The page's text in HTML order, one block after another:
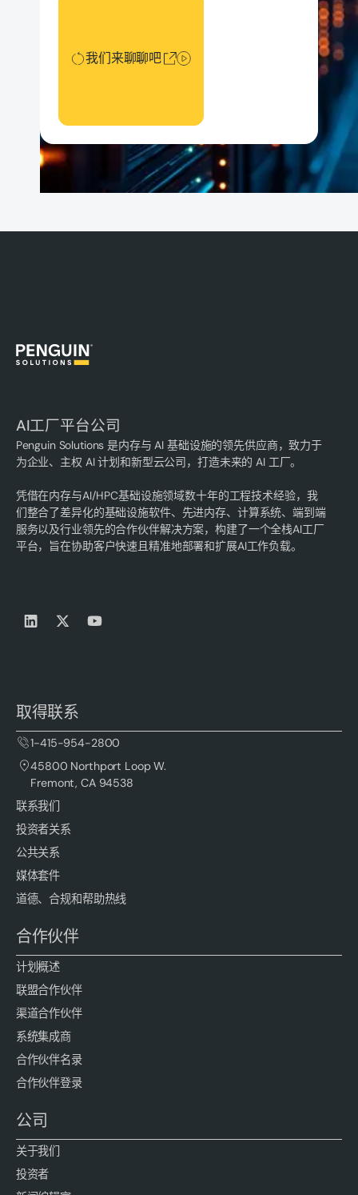
我们来聊聊吧
AI工厂平台公司
Penguin Solutions 是内存与 AI 基础设施的领先供应商，致力于
为企业、主权 AI 计划和新型云公司，打造未来的 AI 工厂。
凭借在内存与AI/HPC基础设施领域数十年的工程技术经验，我
们整合了差异化的基础设施软件、先进内存、计算系统、端到端
服务以及行业领先的合作伙伴解决方案，构建了一个全栈AI工厂
平台，旨在协助客户快速且精准地部署和扩展AI工作负载。
取得联系
1-415-954-2800
45800 Northport Loop W.
Fremont, CA 94538
联系我们
投资者关系
公共关系
媒体套件
道德、合规和帮助热线
合作伙伴
计划概述
联盟合作伙伴
渠道合作伙伴
系统集成商
合作伙伴名录
合作伙伴登录
公司
关于我们
投资者